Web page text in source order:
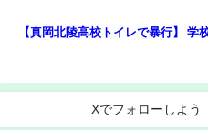
【真岡北陵高校トイレで暴行】 学
Xでフォローしよう